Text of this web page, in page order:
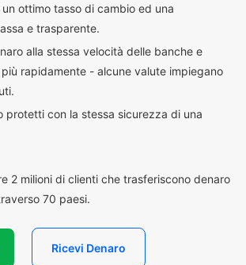
ottimo tasso di cambio ed una
e trasparente.
alla stessa velocità delle banche e
rapidamente - alcune valute impiegano
protetti con la stessa sicurezza di una
2 milioni di clienti che trasferiscono denaro
70 paesi.
Ricevi Denaro